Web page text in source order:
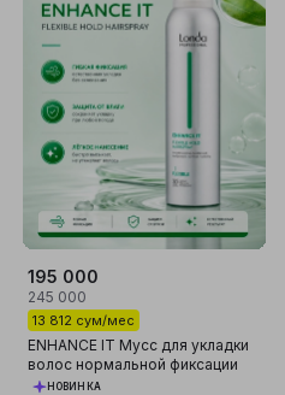
195 000
245 000
13 812 сум/мес
ENHANCE IT Мусс для укладки
волос нормальной фиксации
200 мл
НОВИНКА